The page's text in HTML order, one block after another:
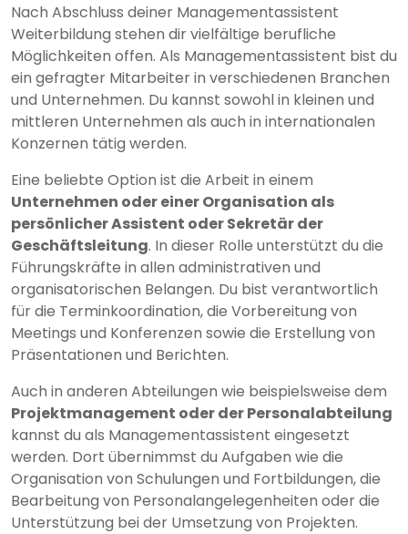
Nach Abschluss deiner Managementassistent
Weiterbildung stehen dir vielfältige berufliche
Möglichkeiten offen. Als Managementassistent bist du
ein gefragter Mitarbeiter in verschiedenen Branchen
und Unternehmen. Du kannst sowohl in kleinen und
mittleren Unternehmen als auch in internationalen
Konzernen tätig werden.
Eine beliebte Option ist die Arbeit in einem
Unternehmen oder einer Organisation als
persönlicher Assistent oder Sekretär der
Geschäftsleitung. In dieser Rolle unterstützt du die
Führungskräfte in allen administrativen und
organisatorischen Belangen. Du bist verantwortlich
für die Terminkoordination, die Vorbereitung von
Meetings und Konferenzen sowie die Erstellung von
Präsentationen und Berichten.
Auch in anderen Abteilungen wie beispielsweise dem
Projektmanagement oder der Personalabteilung
kannst du als Managementassistent eingesetzt
werden. Dort übernimmst du Aufgaben wie die
Organisation von Schulungen und Fortbildungen, die
Bearbeitung von Personalangelegenheiten oder die
Unterstützung bei der Umsetzung von Projekten.